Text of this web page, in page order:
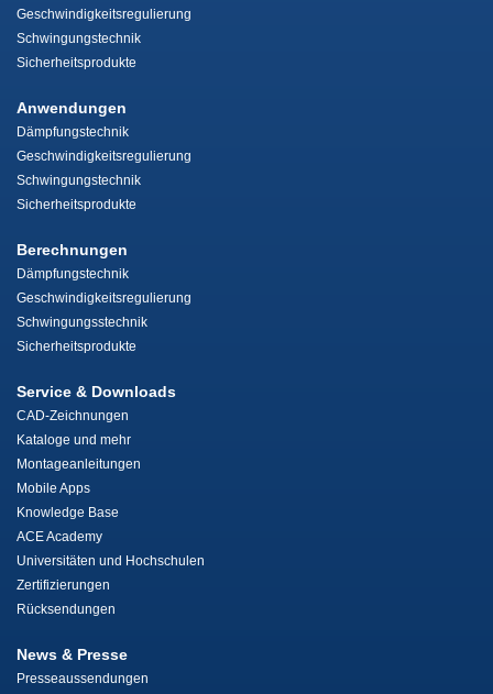
Geschwindigkeitsregulierung
Schwingungstechnik
Sicherheitsprodukte
Anwendungen
Dämpfungstechnik
Geschwindigkeitsregulierung
Schwingungstechnik
Sicherheitsprodukte
Berechnungen
Dämpfungstechnik
Geschwindigkeitsregulierung
Schwingungsstechnik
Sicherheitsprodukte
Service & Downloads
CAD-Zeichnungen
Kataloge und mehr
Montageanleitungen
Mobile Apps
Knowledge Base
ACE Academy
Universitäten und Hochschulen
Zertifizierungen
Rücksendungen
News & Presse
Presseaussendungen